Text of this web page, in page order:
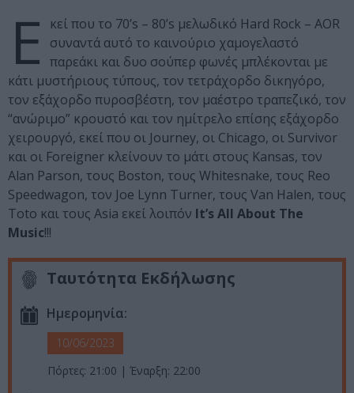
Ε
κεί που το 70’s – 80’s μελωδικό Hard Rock – AOR
συναντά αυτό το καινούριο χαμογελαστό
παρεάκι και δυο σούπερ φωνές μπλέκονται με
κάτι μυστήριους τύπους, τον τετράχορδο δικηγόρο,
τον εξάχορδο πυροσβέστη, τον μαέστρο τραπεζικό, τον
“ανώριμο” κρουστό και τον ημίτρελο επίσης εξάχορδο
χειρουργό, εκεί που οι Journey, οι Chicago, οι Survivor
και οι Foreigner κλείνουν το μάτι στους Kansas, τον
Alan Parson, τους Boston, τους Whitesnake, τους Reo
Speedwagon, τον Joe Lynn Turner, τους Van Halen, τους
Toto και τους Asia εκεί λοιπόν It’s All About The
Music!!!
Ταυτότητα Εκδήλωσης
Ημερομηνία:
10/06/2023
Πόρτες: 21:00 | Έναρξη: 22:00